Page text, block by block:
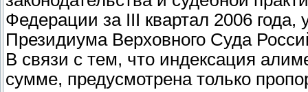
Федерации за III квартал 2006
Президиума Верховного Суда
В связи с тем, что индексация
сумме, предусмотрена только